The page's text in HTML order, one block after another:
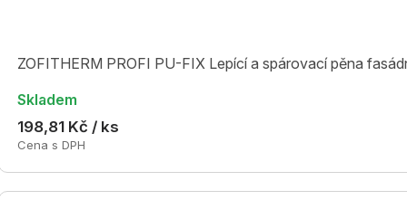
ZOFITHERM PROFI PU-FIX Lepící a spárovací pěna
Skladem
198,81 Kč / ks
Cena s DPH